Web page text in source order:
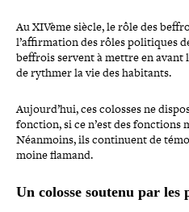
Au XIVème siècle, le rôle des
l’affirmation des rôles poli­tiques
beffrois servent à mettre en avant
de rythmer la vie des habitants.
Aujourd’hui, ces colosses ne
fonction, si ce n’est des
Néanmoins, ils conti­nuent de
moine flamand.
Un colosse soutenu par les